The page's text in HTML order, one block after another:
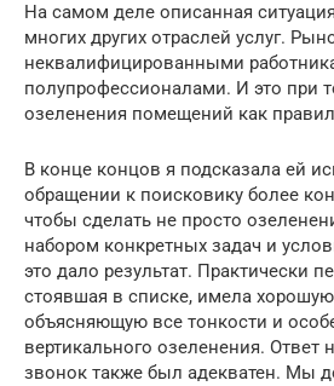
На самом деле описанная
многих других отраслей услуг.
неквалифицированными
полупрофессионалами. И это при
озеленения помещений как
В конце концов я подсказала ей
обращении к поисковику более
чтобы сделать не просто
набором конкретных задач и
это дало результат. Практически
стоявшая в списке, имела хорошую
объясняющую все тонкости и
вертикального озеленения. Ответ
звонок также был адекватен. Мы